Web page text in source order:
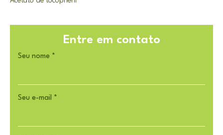
Entre em contato
Seu nome *
Seu e-mail *